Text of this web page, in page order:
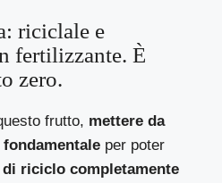
riciclale e
fertilizzante. È
zero.
frutto, mettere da
per poter
riciclo completamente